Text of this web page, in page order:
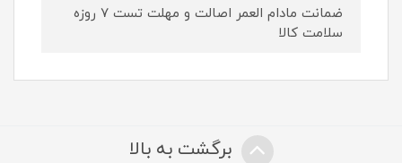
ضمانت مادام العمر اصالت و مهلت تست ۷ روزه
سلامت کالا
برگشت به بالا